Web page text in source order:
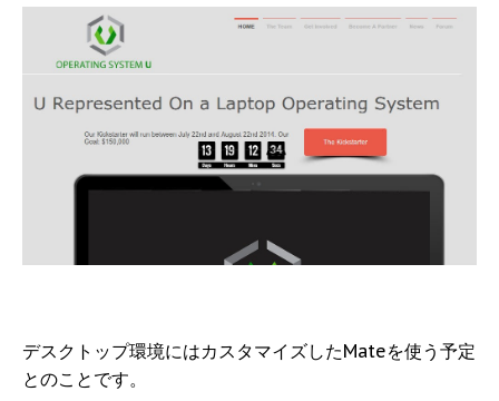
デスクトップ環境にはカスタマイズしたMateを使う予定
とのことです。